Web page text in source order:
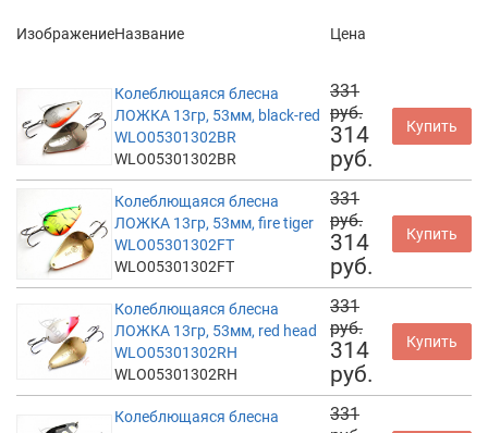
ИзображениеНазвание Цена
Колеблющаяся блесна
ЛОЖКА 13гр, 53мм, black-red
WLO05301302BR
WLO05301302BR
331
руб.
314
руб.
Купить
Колеблющаяся блесна
ЛОЖКА 13гр, 53мм, fire tiger
WLO05301302FT
WLO05301302FT
331
руб.
314
руб.
Купить
Колеблющаяся блесна
ЛОЖКА 13гр, 53мм, red head
WLO05301302RH
WLO05301302RH
331
руб.
314
руб.
Купить
Колеблющаяся блесна
331